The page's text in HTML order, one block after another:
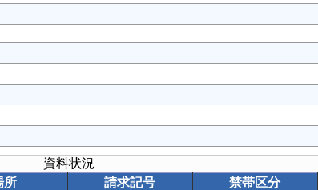
資料状況
所 請求記号 禁帯区分